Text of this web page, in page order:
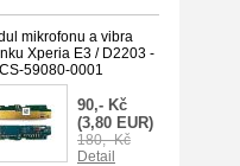
mikrofonu a vibra
Xperia E3 / D2203 -
59080-0001
90,- Kč
(3,80 EUR)
180,- Kč
Detail